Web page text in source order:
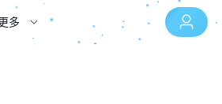
多